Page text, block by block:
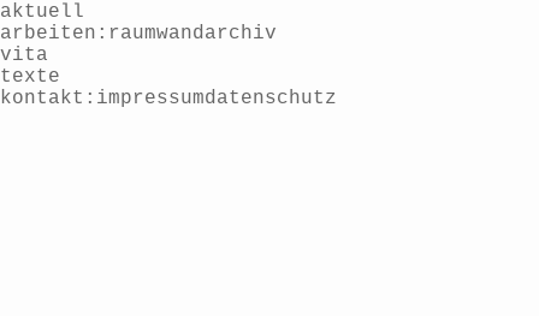
aktuell
arbeiten
raumwandarchiv
vita
texte
kontakt
impressumdatenschutz